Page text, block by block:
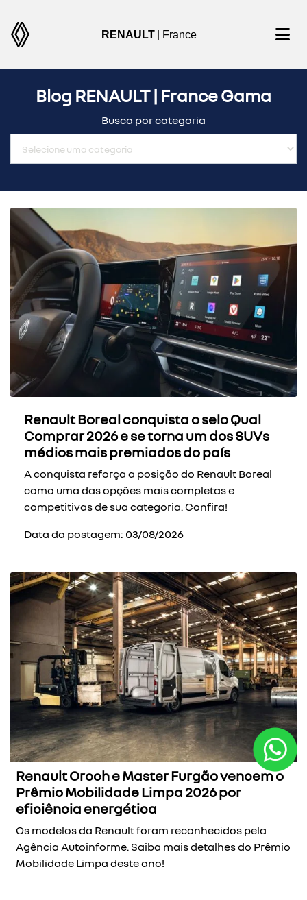
RENAULT | France
Blog RENAULT | France Gama
Busca por categoria
Renault Boreal conquista o selo Qual
Comprar 2026 e se torna um dos SUVs
médios mais premiados do país
A conquista reforça a posição do Renault Boreal
como uma das opções mais completas e
competitivas de sua categoria. Confira!
Data da postagem: 03/08/2026
Renault Oroch e Master Furgão vencem o
Prêmio Mobilidade Limpa 2026 por
eficiência energética
Os modelos da Renault foram reconhecidos pela
Agência Autoinforme. Saiba mais detalhes do Prêmio
Mobilidade Limpa deste ano!